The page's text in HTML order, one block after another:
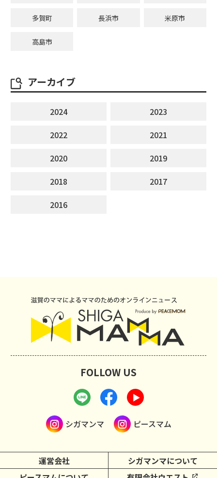
多賀町 長浜市 米原市
高島市
アーカイブ
2024
2023
2022
2021
2020
2019
2018
2017
2016
運営会社
シガマンマについて
FOLLOW US
シガマンマ ピースマム